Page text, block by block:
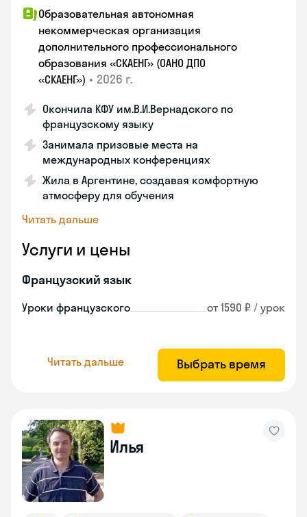
Образовательная автономная
некоммерческая организация
дополнительного профессионального
образования «СКАЕНГ» (ОАНО ДПО
«СКАЕНГ») • 2026 г.
Окончила КФУ им.В.И.Вернадского по
французскому языку
Занимала призовые места на
международных конференциях
Жила в Аргентине, создавая комфортную
атмосферу для обучения
Читать дальше
Услуги и цены
Французский язык
Уроки французского от 1590 ₽ / урок
Читать дальше Выбрать время
Илья